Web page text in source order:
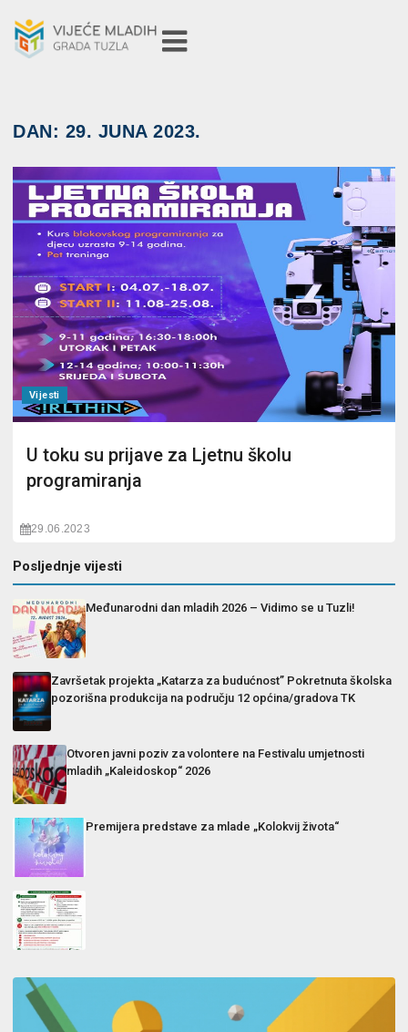
DAN: 29. JUNA 2023.
Vijesti
U toku su prijave za Ljetnu školu
programiranja
29.06.2023
Posljednje vijesti
Međunarodni dan mladih 2026 – Vidimo se u Tuzli!
Završetak projekta „Katarza za budućnost” Pokretnuta školska
pozorišna produkcija na području 12 općina/gradova TK
Otvoren javni poziv za volontere na Festivalu umjetnosti
mladih „Kaleidoskop“ 2026
Premijera predstave za mlade „Kolokvij života“